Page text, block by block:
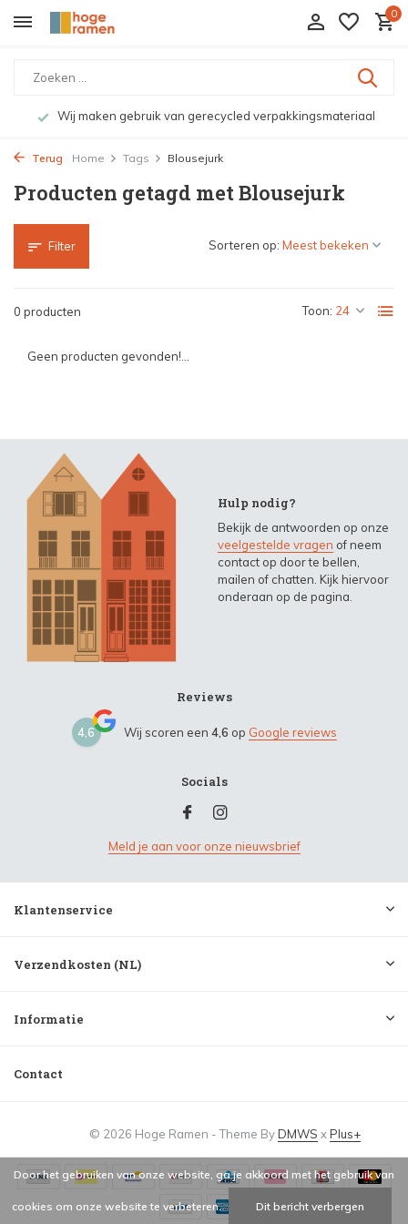
0
Wij maken gebruik van gerecycled verpakkingsmateriaal
Terug Home Tags Blousejurk
Producten getagd met Blousejurk
Filter
0 producten Toon:
Sorteren op:
Geen producten gevonden!...
Hulp nodig?
Bekijk de antwoorden op onze
veelgestelde vragen of neem
contact op door te bellen,
mailen of chatten. Kijk hiervoor
onderaan op de pagina.
Reviews
4,6 Wij scoren een 4,6 op Google reviews
Socials
Meld je aan voor onze nieuwsbrief
Klantenservice
Verzendkosten (NL)
Informatie
Contact
© 2026 Hoge Ramen - Theme ByDMWS xPlus+
Door het gebruiken van onze website, ga je akkoord met het gebruik van
cookies om onze website te verbeteren. Dit bericht verbergen